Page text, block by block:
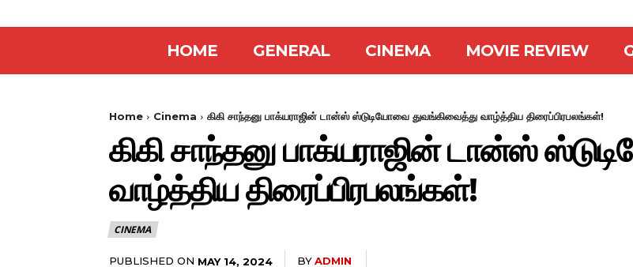
HOME GENERAL CINEMA MOVIE REVIEW
Home Cinema கிகி சாந்தனு பாக்யராஜின் டான்ஸ் ஸ்டுடியோவை துவங்கிவைத்து வாழ்த்திய திரைப்பிரபலங்கள்!
கிகி சாந்தனு பாக்யராஜின் டான்ஸ்
வாழ்த்திய திரைப்பிரபலங்கள்!
CINEMA
PUBLISHED ON MAY 14, 2024 BYADMIN